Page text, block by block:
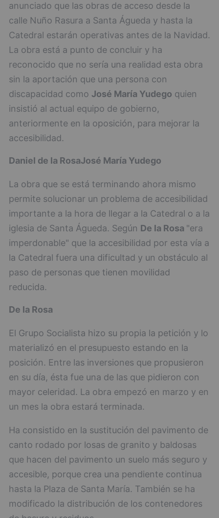
anunciado que las obras de acceso desde la
calle Nuño Rasura a Santa Águeda y hasta la
Catedral estarán operativas antes de la Navidad.
La obra está a punto de concluir y ha
reconocido que no sería una realidad esta obra
sin la aportación que una persona con
discapacidad como José María Yudego quien
insistió al actual equipo de gobierno,
anteriormente en la oposición, para mejorar la
accesibilidad.
Daniel de la RosaJosé María Yudego
La obra que se está terminando ahora mismo
permite solucionar un problema de accesibilidad
importante a la hora de llegar a la Catedral o a la
iglesia de Santa Águeda. Según De la Rosa "era
imperdonable" que la accesibilidad por esta vía a
la Catedral fuera una dificultad y un obstáculo al
paso de personas que tienen movilidad
reducida.
De la Rosa
El Grupo Socialista hizo su propia la petición y lo
materializó en el presupuesto estando en la
posición. Entre las inversiones que propusieron
en su día, ésta fue una de las que pidieron con
mayor celeridad. La obra empezó en marzo y en
un mes la obra estará terminada.
Ha consistido en la sustitución del pavimento de
canto rodado por losas de granito y baldosas
que hacen del pavimento un suelo más seguro y
accesible, porque crea una pendiente continua
hasta la Plaza de Santa María. También se ha
modificado la distribución de los contenedores